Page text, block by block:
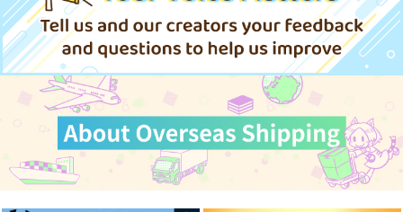
体感予報 2 青と碧 2
きみは最愛のステラ 上下巻 ミルクなきみとビターな彼 2
LIMITLESS(初回限定盤)/蒼井
翔太 黄泉のツガイ